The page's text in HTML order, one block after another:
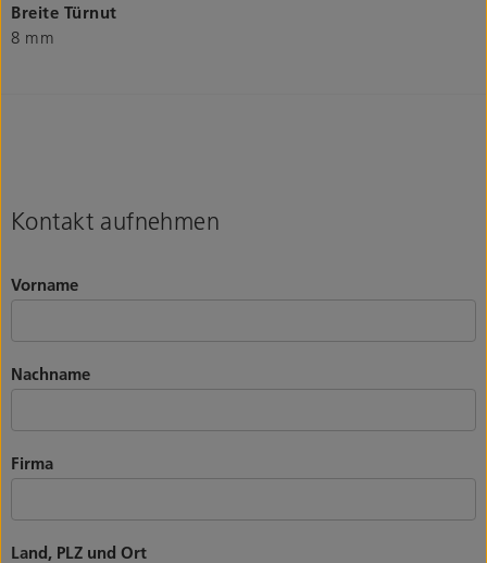
Breite Türnut
8 mm
Kontakt aufnehmen
Vorname
Nachname
Firma
Land, PLZ und Ort